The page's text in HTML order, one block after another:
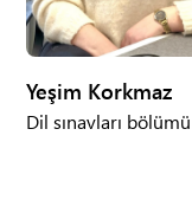
Yeşim Korkmaz
Dil sınavları bölümü